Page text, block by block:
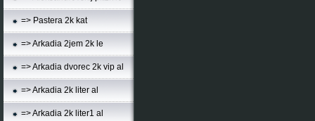
=> Pastera 2k kat
=> Arkadia 2jem 2k le
=> Arkadia dvorec 2k vip al
=> Arkadia 2k liter al
=> Arkadia 2k liter1 al